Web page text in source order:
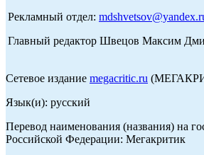
Рекламный отдел:
Главный редактор Швецов Максим
Сетевое издание megacritic.ru
Язык(и): русский
Перевод наименования (названия) на
Российской Федерации: Мегакритик